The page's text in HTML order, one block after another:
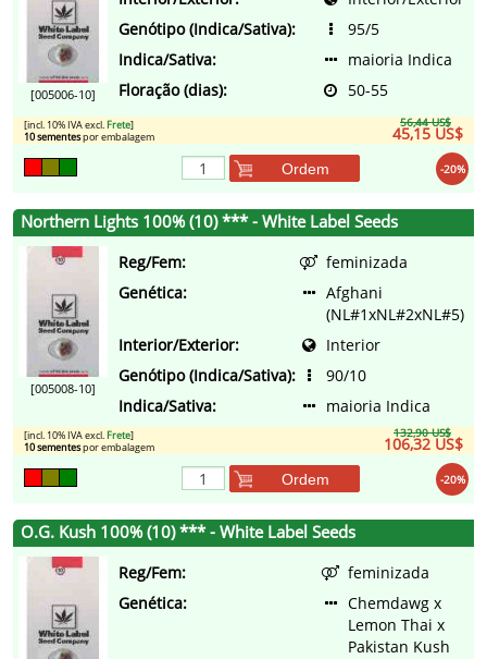
[005006-10]
Genótipo (Indica/Sativa):
95/5
Indica/Sativa:
maioria Indica
Floração (dias):
50-55
56,44 US$
45,15 US$
[incl. 10% IVA excl. Frete]
10 sementespor embalagem
-20%
Ordem
Northern Lights 100% (10) *** - White Label Seeds
[005008-10]
Reg/Fem:
feminizada
Genética:
Afghani
(NL#1xNL#2xNL#5)
Interior/Exterior:
Interior
Genótipo (Indica/Sativa):
90/10
Indica/Sativa:
maioria Indica
132,90 US$
106,32 US$
[incl. 10% IVA excl. Frete]
10 sementespor embalagem
-20%
Ordem
O.G. Kush 100% (10) *** - White Label Seeds
Reg/Fem:
feminizada
Genética:
Chemdawg x
Lemon Thai x
Pakistan Kush